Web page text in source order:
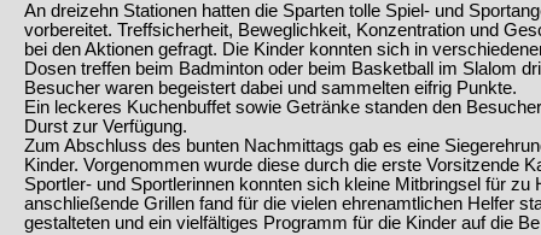
An dreizehn Stationen hatten die Sparten tolle Spiel- und
vorbereitet. Treffsicherheit, Beweglichkeit, Konzentration und
bei den Aktionen gefragt. Die Kinder konnten sich in
Dosen treffen beim Badminton oder beim Basketball im Slalom
Besucher waren begeistert dabei und sammelten eifrig Punkte.
Ein leckeres Kuchenbuffet sowie Getränke standen den
Durst zur Verfügung.
Zum Abschluss des bunten Nachmittags gab es eine
Kinder. Vorgenommen wurde diese durch die erste Vorsitzende
Sportler- und Sportlerinnen konnten sich kleine Mitbringsel für zu
anschließende Grillen fand für die vielen ehrenamtlichen Helfer
gestalteten und ein vielfältiges Programm für die Kinder auf die